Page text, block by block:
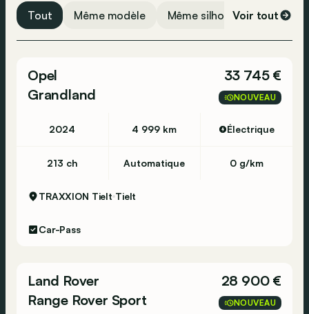
Système d'ouverture sans clé
Airbag latéral
Vérification de la pression des pneus
Airbag passager
Tout Même modèle Même silhouette Même
Voir tout
Opel
Grandland
33 745 €
NOUVEAU
2024 4 999 km Électrique
213 ch Automatique 0 g/km
TRAXXION Tielt Tielt
Car-Pass
Land Rover
Range Rover Sport
28 900 €
NOUVEAU